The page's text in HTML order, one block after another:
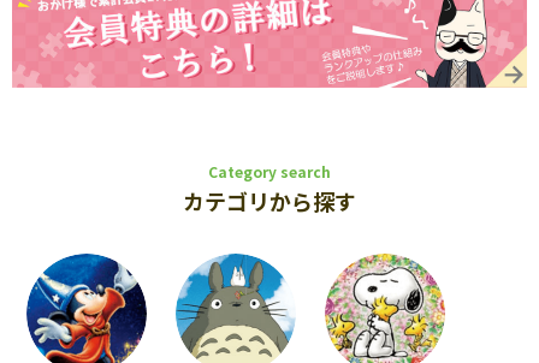
Category search
カテゴリから探す